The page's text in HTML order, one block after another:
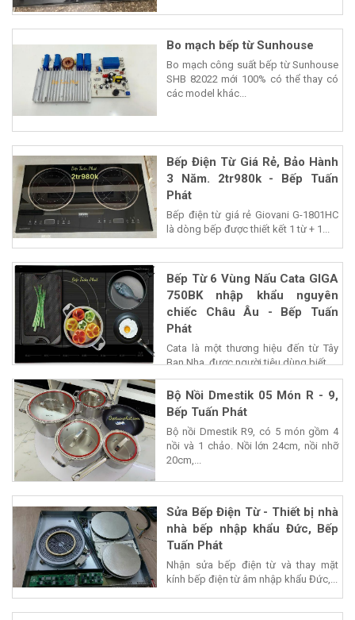
Bo mạch bếp từ Sunhouse
Bo mạch công suất bếp từ Sunhouse
SHB 82022 mới 100% có thể thay có
các model khác...
Bếp Điện Từ Giá Rẻ, Bảo Hành
3 Năm. 2tr980k - Bếp Tuấn
Phát
Bếp điện từ giá rẻ Giovani G-1801HC
là dòng bếp được thiết kết 1 từ + 1...
Bếp Từ 6 Vùng Nấu Cata GIGA
750BK nhập khẩu nguyên
chiếc Châu Âu - Bếp Tuấn
Phát
Cata là một thương hiệu đến từ Tây
Ban Nha, được người tiêu dùng biết...
Bộ Nồi Dmestik 05 Món R - 9,
Bếp Tuấn Phát
Bộ nồi Dmestik R9, có 5 món gồm 4
nồi và 1 chảo. Nồi lớn 24cm, nồi nhỡ
20cm,...
Sửa Bếp Điện Từ - Thiết bị nhà
nhà bếp nhập khẩu Đức, Bếp
Tuấn Phát
Nhận sửa bếp điện từ và thay mặt
kính bếp điện từ âm nhập khẩu Đức,...